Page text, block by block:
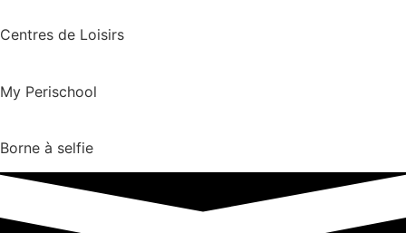
Centres de Loisirs
My Perischool
Borne à selfie